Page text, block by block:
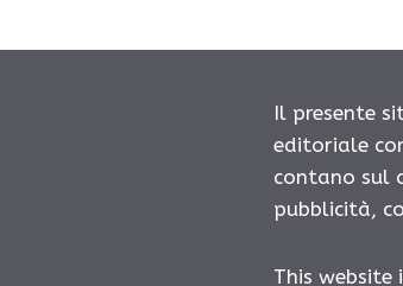
Il presente
editoriale
contano sul
pubblicità,
This